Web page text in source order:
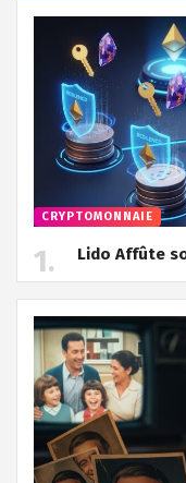
CRYPTOMONNAIE
Lido Affûte